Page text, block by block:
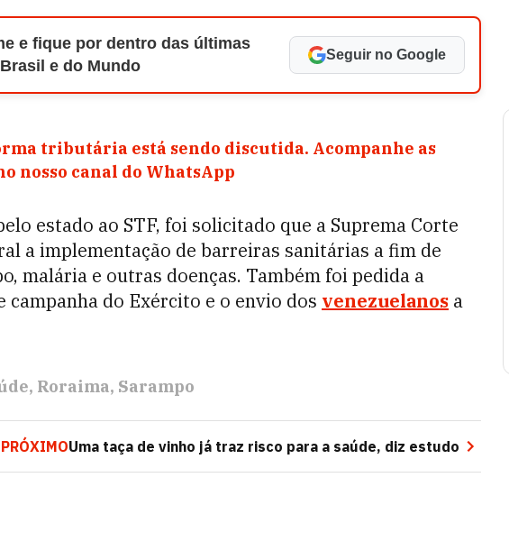
e fique por dentro das últimas
e do Mundo
Seguir no Google
tributária está sendo discutida. Acompanhe as
nosso canal do WhatsApp
estado ao STF, foi solicitado que a Suprema Corte
a implementação de barreiras sanitárias a fim de
malária e outras doenças. Também foi pedida a
do Exército e o envio dos venezuelanos a
Roraima Sarampo
PRÓXIMOUma taça de vinho já traz risco para a saúde, diz estudo